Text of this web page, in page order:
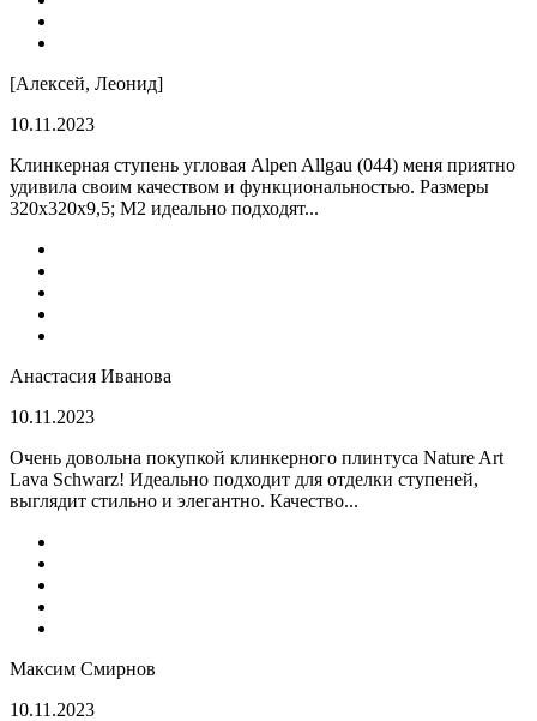
[Алексей, Леонид]
10.11.2023
Клинкерная ступень угловая Alpen Allgau (044) меня приятно
удивила своим качеством и функциональностью. Размеры
320x320x9,5; M2 идеально подходят...
Анастасия Иванова
10.11.2023
Очень довольна покупкой клинкерного плинтуса Nature Art
Lava Schwarz! Идеально подходит для отделки ступеней,
выглядит стильно и элегантно. Качество...
Максим Смирнов
10.11.2023